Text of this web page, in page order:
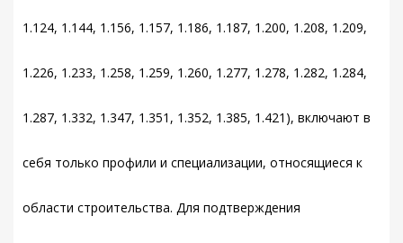
1.124, 1.144, 1.156, 1.157, 1.186, 1.187, 1.200, 1.208, 1.209,
1.226, 1.233, 1.258, 1.259, 1.260, 1.277, 1.278, 1.282, 1.284,
1.287, 1.332, 1.347, 1.351, 1.352, 1.385, 1.421), включают в
себя только профили и специализации, относящиеся к
области строительства. Для подтверждения